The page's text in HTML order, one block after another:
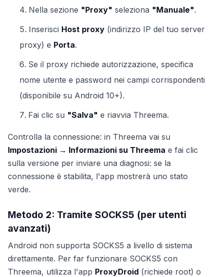
Nella sezione "Proxy" seleziona "Manuale".
Inserisci Host proxy (indirizzo IP del tuo server
proxy) e Porta.
Se il proxy richiede autorizzazione, specifica
nome utente e password nei campi corrispondenti
(disponibile su Android 10+).
Fai clic su "Salva" e riavvia Threema.
Controlla la connessione: in Threema vai su
Impostazioni → Informazioni su Threema e fai clic
sulla versione per inviare una diagnosi: se la
connessione è stabilita, l'app mostrerà uno stato
verde.
Metodo 2: Tramite SOCKS5 (per utenti
avanzati)
Android non supporta SOCKS5 a livello di sistema
direttamente. Per far funzionare SOCKS5 con
Threema, utilizza l'app ProxyDroid (richiede root) o